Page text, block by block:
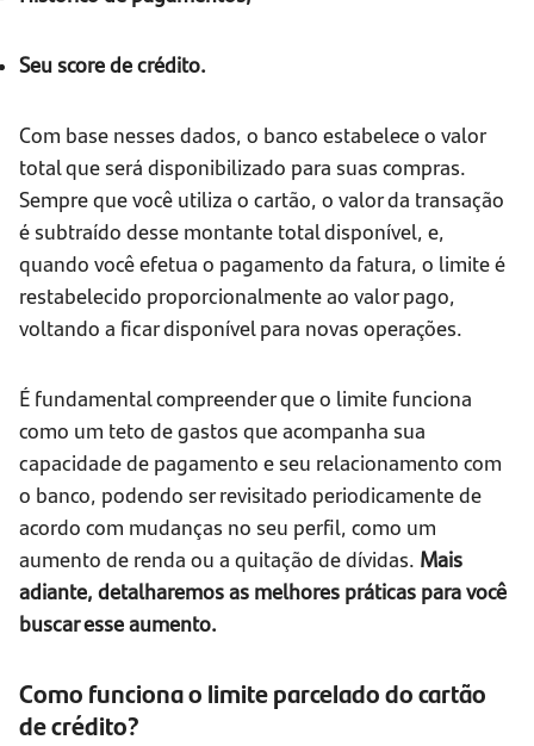
Seu score de crédito.
Com base nesses dados, o banco estabelece o valor
total que será disponibilizado para suas compras.
Sempre que você utiliza o cartão, o valor da transação
é subtraído desse montante total disponível, e,
quando você efetua o pagamento da fatura, o limite é
restabelecido proporcionalmente ao valor pago,
voltando a ficar disponível para novas operações.
É fundamental compreender que o limite funciona
como um teto de gastos que acompanha sua
capacidade de pagamento e seu relacionamento com
o banco, podendo ser revisitado periodicamente de
acordo com mudanças no seu perfil, como um
aumento de renda ou a quitação de dívidas. Mais
adiante, detalharemos as melhores práticas para você
buscar esse aumento.
Como funciona o limite parcelado do cartão
de crédito?